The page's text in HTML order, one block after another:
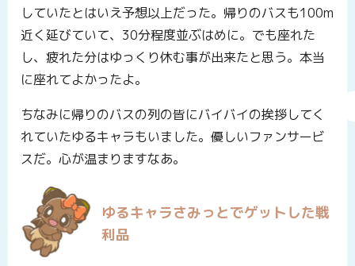
していたとはいえ予想以上だった。帰りのバスも100m
近く延びていて、30分程度並ぶはめに。でも座れた
し、疲れた分はゆっくり休む事が出来たと思う。本当
に座れてよかったよ。
ちなみに帰りのバスの列の皆にバイバイの挨拶してく
れていたゆるキャラもいました。優しいファンサービ
スだ。心が温まりますなあ。
ゆるキャラさみっとでゲットした戦
利品